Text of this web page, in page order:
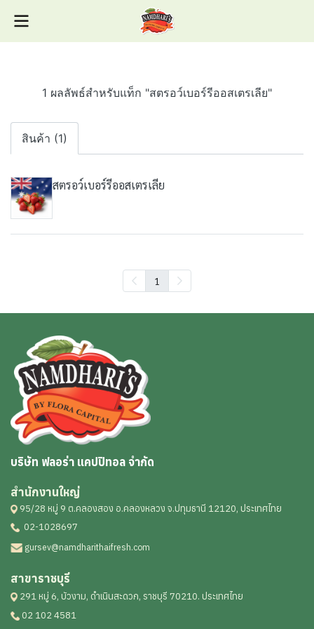
1 ผลลัพธ์สำหรับแท็ก "สตรอว์เบอร์รีออสเตรเลีย"
สินค้า (1)
สตรอว์เบอร์รีออสเตรเลีย
1
บริษัท ฟลอร่า แคปปิทอล จำกัด
สำนักงานใหญ่
95/28 หมู่ 9 ต.คลองสอง อ.คลองหลวง จ.ปทุมธานี 12120, ประเทศไทย
02-1028697
gursev@namdharithaifresh.com
สาขาราชบุรี
291 หมู่ 6, บัวงาม, ดำเนินสะดวก, ราชบุรี 70210. ประเทศไทย
02 102 4581